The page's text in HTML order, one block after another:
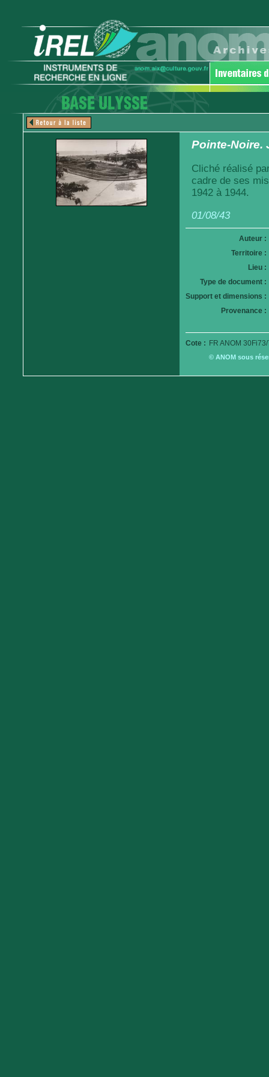
Pointe-Noire.
Cliché réalisé
cadre de ses
1942 à 1944.
01/08/43
Auteur :
Territoire :
Lieu :
Type de document :
Support et dimensions :
Provenance :
Cote : FR ANOM
© ANOM sous